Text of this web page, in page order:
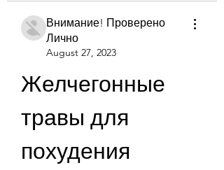
Внимание! Проверено
Лично
August 27, 2023
Желчегонные
травы для
похудения